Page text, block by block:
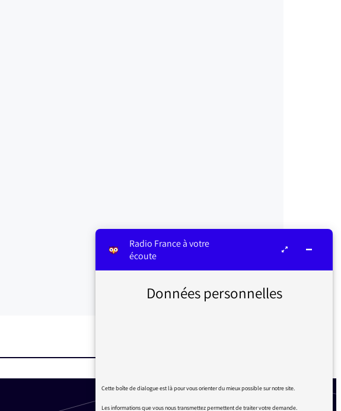
Radio France à votre
écoute
Données personnelles
Cette boîte de dialogue est là pour vous orienter du mieux possible sur notre site.
Les informations que vous nous transmettez permettent de traiter votre demande.